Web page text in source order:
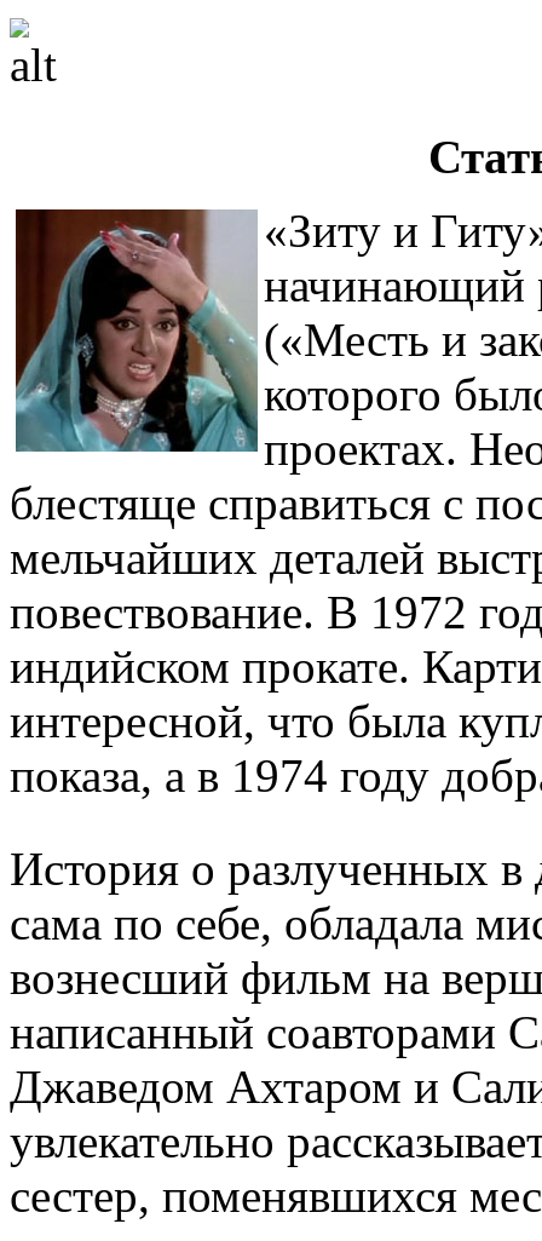
«Зиту и
начинающий
(«Месть и
которого
проектах.
блестяще справиться с
мельчайших деталей
повествование. В 1972
индийском прокате.
интересной, что была
показа, а в 1974 году
История о разлученных в
сама по себе, обладала
вознесший фильм на
написанный соавторами
Джаведом Ахтаром и
увлекательно
сестер, поменявшихся